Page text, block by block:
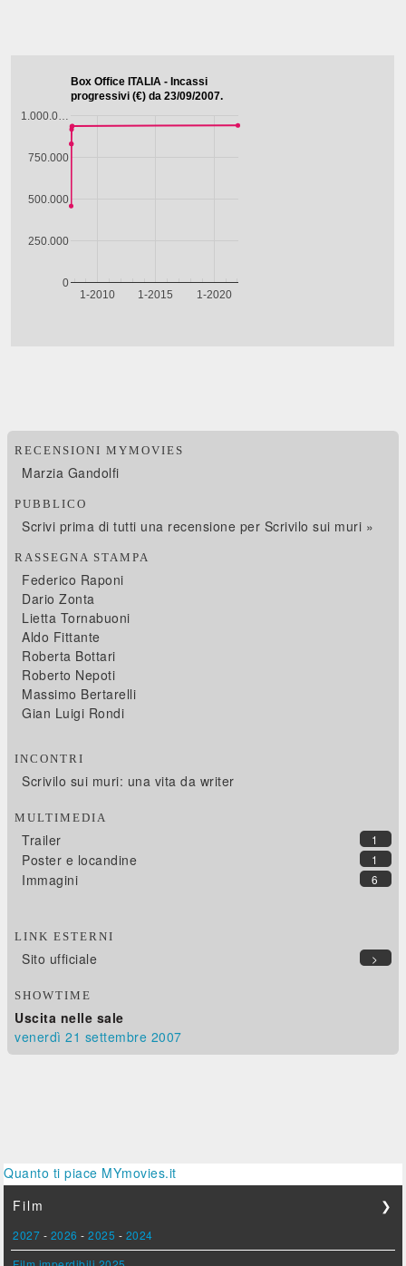
RECENSIONI MYMOVIES
Marzia Gandolfi
PUBBLICO
Scrivi prima di tutti una recensione per Scrivilo sui muri »
RASSEGNA STAMPA
Federico Raponi
Dario Zonta
Lietta Tornabuoni
Aldo Fittante
Roberta Bottari
Roberto Nepoti
Massimo Bertarelli
Gian Luigi Rondi
INCONTRI
Scrivilo sui muri: una vita da writer
MULTIMEDIA
1
Trailer
1
Poster e locandine
6
Immagini
LINK ESTERNI
>
Sito ufficiale
SHOWTIME
Uscita nelle sale
venerdì 21 settembre 2007
Quanto ti piace MYmovies.it
Film
❯
2027 - 2026 -2025 - 2024